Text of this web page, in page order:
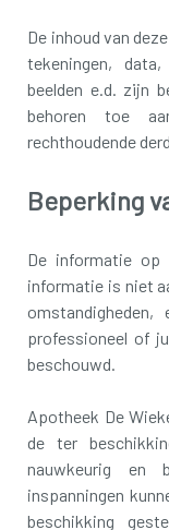
De inhoud van
tekeningen,
beelden e.d. zijn
behoren toe
rechthoudende
Beperking
De informatie op
informatie is niet
professioneel of
beschouwd.
Apotheek De
de ter
nauwkeurig en
inspanningen
beschikking